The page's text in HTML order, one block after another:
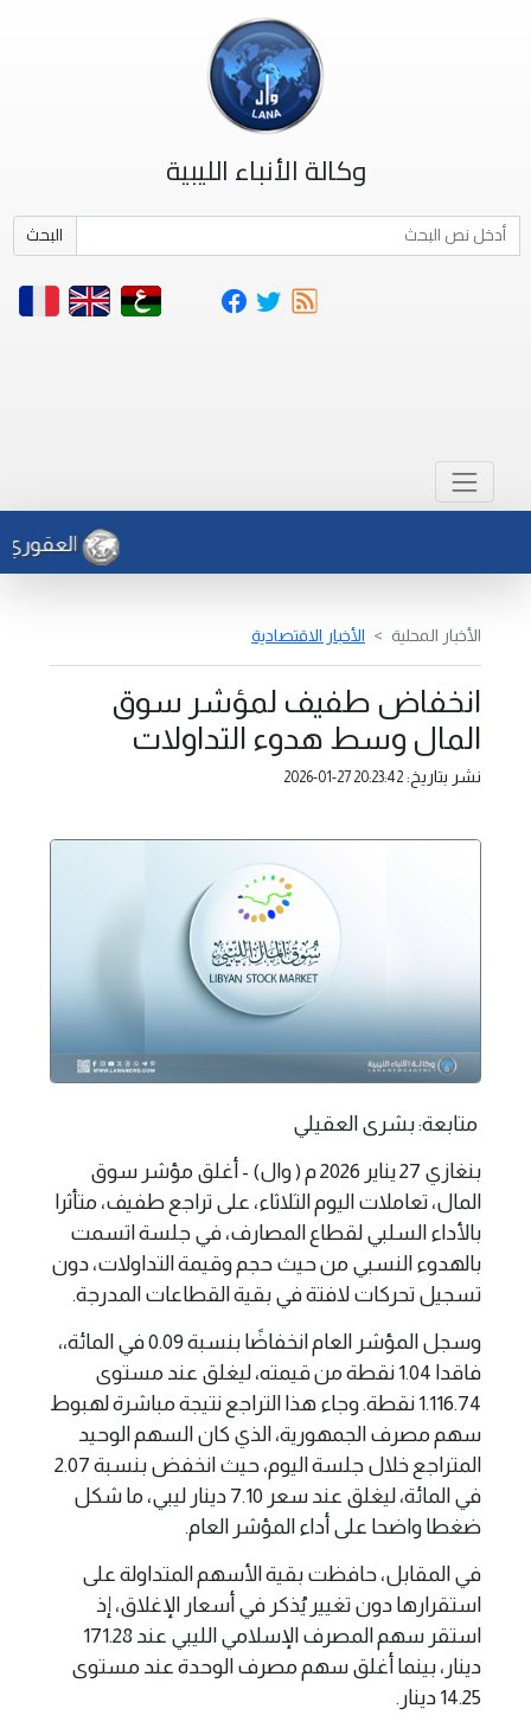
وكالة الأنباء الليبية
البحث
العقوري
الأخبار المحلية الأخبار الاقتصادية
انخفاض طفيف لمؤشر سوق
المال وسط هدوء التداولات
نشر بتاريخ: 2026-01-27 20:23:42
متابعة: بشرى العقيلي
بنغازي 27 يناير 2026 م ( وال) - أغلق مؤشر سوق
المال، تعاملات اليوم الثلاثاء، على تراجع طفيف، متأثرا
بالأداء السلبي لقطاع المصارف، في جلسة اتسمت
بالهدوء النسبي من حيث حجم وقيمة التداولات، دون
تسجيل تحركات لافتة في بقية القطاعات المدرجة.
وسجل المؤشر العام انخفاضًا بنسبة 0.09 في المائة،،
فاقدا 1.04 نقطة من قيمته، ليغلق عند مستوى
1.116.74 نقطة. وجاء هذا التراجع نتيجة مباشرة لهبوط
سهم مصرف الجمهورية، الذي كان السهم الوحيد
المتراجع خلال جلسة اليوم، حيث انخفض بنسبة 2.07
في المائة، ليغلق عند سعر 7.10 دينار ليبي، ما شكل
ضغطا واضحا على أداء المؤشر العام.
في المقابل، حافظت بقية الأسهم المتداولة على
استقرارها دون تغيير يُذكر في أسعار الإغلاق، إذ
استقر سهم المصرف الإسلامي الليبي عند 171.28
دينار، بينما أغلق سهم مصرف الوحدة عند مستوى
14.25 دينار.